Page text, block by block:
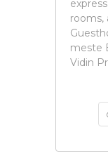
rooms,
meste
Vidin